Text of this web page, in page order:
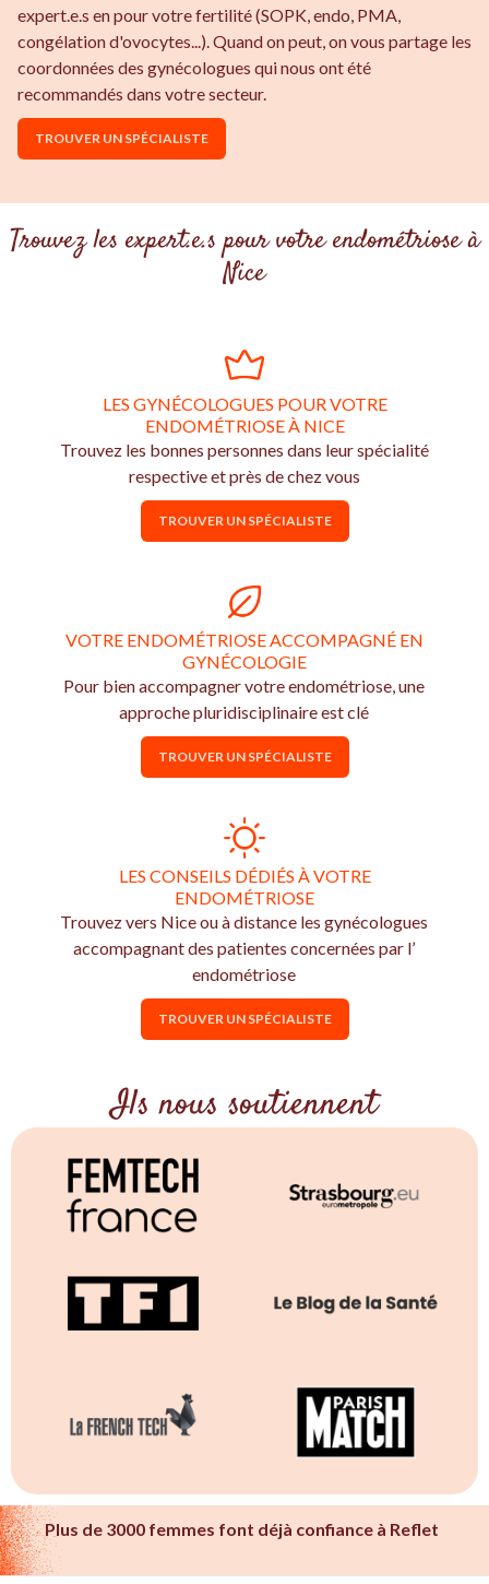
expert.e.s en pour votre fertilité (SOPK, endo, PMA,
congélation d'ovocytes...). Quand on peut, on vous partage les
coordonnées des gynécologues qui nous ont été
recommandés dans votre secteur.
TROUVER UN SPÉCIALISTE
Trouvez les expert.e.s pour votre endométriose à
Nice
LES GYNÉCOLOGUES POUR VOTRE
ENDOMÉTRIOSE À NICE
Trouvez les bonnes personnes dans leur spécialité
respective et près de chez vous
TROUVER UN SPÉCIALISTE
VOTRE ENDOMÉTRIOSE ACCOMPAGNÉ EN
GYNÉCOLOGIE
Pour bien accompagner votre endométriose, une
approche pluridisciplinaire est clé
TROUVER UN SPÉCIALISTE
LES CONSEILS DÉDIÉS À VOTRE
ENDOMÉTRIOSE
Trouvez vers Nice ou à distance les gynécologues
accompagnant des patientes concernées par l’
endométriose
TROUVER UN SPÉCIALISTE
Ils nous soutiennent
Plus de 3000 femmes font déjà confiance à Reflet